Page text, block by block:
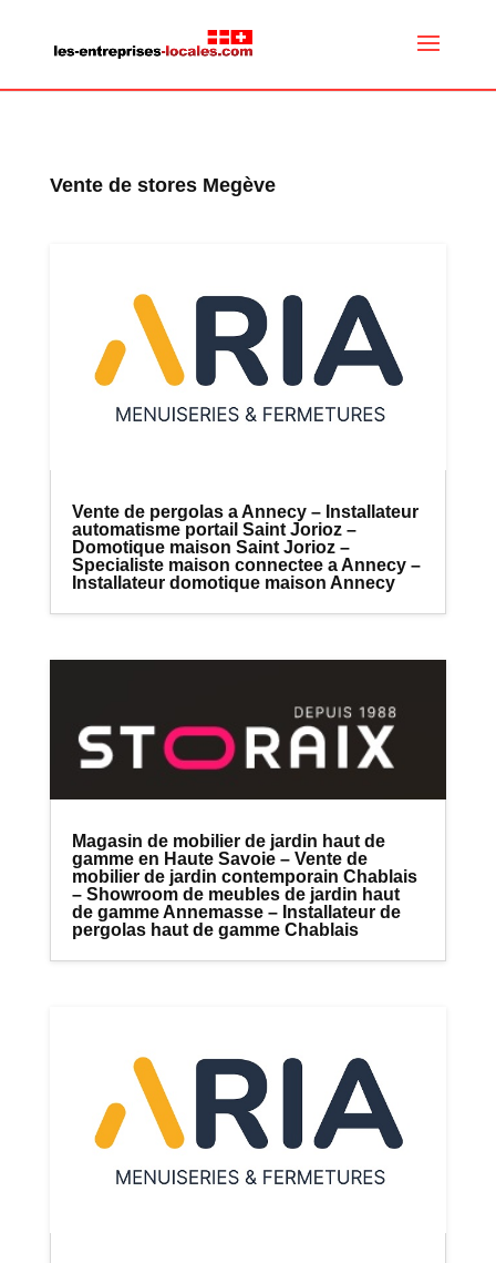
Vente de stores Megève
Vente de pergolas a Annecy – Installateur
automatisme portail Saint Jorioz –
Domotique maison Saint Jorioz –
Specialiste maison connectee a Annecy –
Installateur domotique maison Annecy
Magasin de mobilier de jardin haut de
gamme en Haute Savoie – Vente de
mobilier de jardin contemporain Chablais
– Showroom de meubles de jardin haut
de gamme Annemasse – Installateur de
pergolas haut de gamme Chablais